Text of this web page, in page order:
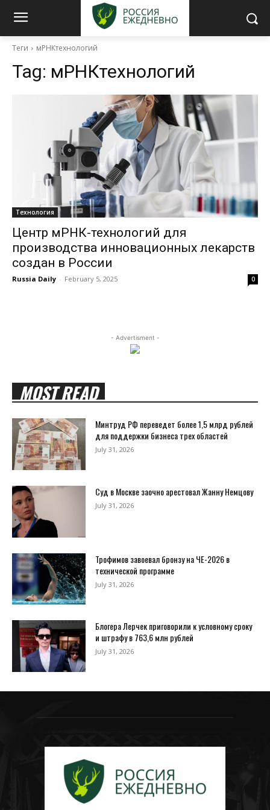
Теги мРНКтехнологий
Tag: мРНКтехнологий
Технология
Центр мРНК-технологий для
производства инновационных лекарств
создан в России
Russia Daily - February 5, 2025 0
- Advertisment -
MOST READ
Минтруд РФ переведет более 1,5 млрд рублей
для поддержки бизнеса трех областей
July 31, 2026
Суд в Москве заочно арестовал Жанну Немцову
July 31, 2026
Трофимов завоевал бронзу на ЧЕ-2026 в
технической программе
July 31, 2026
Блогера Лерчек приговорили к условному сроку
и штрафу в 763,6 млн рублей
July 31, 2026